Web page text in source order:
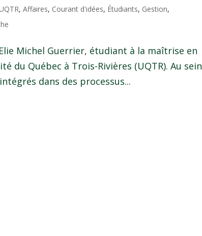
,Affaires, Courant d'idées, Étudiants, Gestion,
Michel Guerrier, étudiant à la maîtrise en
du Québec à Trois-Rivières (UQTR). Au sein
dans des processus...